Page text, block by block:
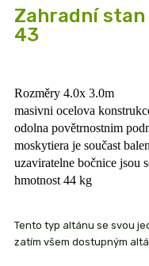
Zahradní stan
43
Rozměry 4.0x 3.0m
masivni ocelova
odolna povětrnostnim
moskytiera je součast
uzaviratelne bočnice jsou
hmotnost 44 kg
Tento typ altánu se svou
zatím všem dostupným